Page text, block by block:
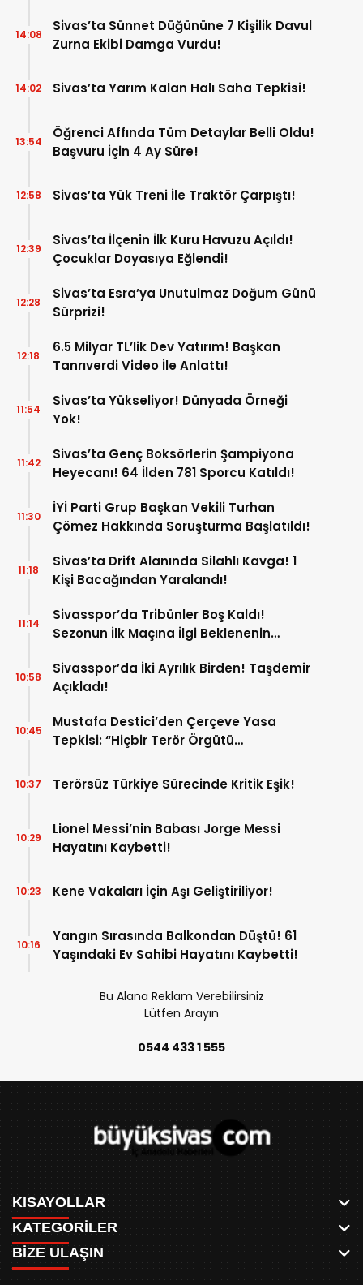
Sivas’ta Sünnet Düğününe 7 Kişilik Davul
Zurna Ekibi Damga Vurdu!
14:08
Sivas’ta Yarım Kalan Halı Saha Tepkisi!
14:02
Öğrenci Affında Tüm Detaylar Belli Oldu!
Başvuru İçin 4 Ay Süre!
13:54
Sivas’ta Yük Treni İle Traktör Çarpıştı!
12:58
Sivas’ta İlçenin İlk Kuru Havuzu Açıldı!
Çocuklar Doyasıya Eğlendi!
12:39
Sivas’ta Esra’ya Unutulmaz Doğum Günü
Sürprizi!
12:28
6.5 Milyar TL’lik Dev Yatırım! Başkan
Tanrıverdi Video İle Anlattı!
12:18
Sivas’ta Yükseliyor! Dünyada Örneği
Yok!
11:54
Sivas’ta Genç Boksörlerin Şampiyona
Heyecanı! 64 İlden 781 Sporcu Katıldı!
11:42
İYİ Parti Grup Başkan Vekili Turhan
Çömez Hakkında Soruşturma Başlatıldı!
11:30
Sivas’ta Drift Alanında Silahlı Kavga! 1
Kişi Bacağından Yaralandı!
11:18
Sivasspor’da Tribünler Boş Kaldı!
Sezonun İlk Maçına İlgi Beklenenin
11:14
Sivasspor’da İki Ayrılık Birden! Taşdemir
Açıkladı!
10:58
Mustafa Destici’den Çerçeve Yasa
Tepkisi: “Hiçbir Terör Örgütü
Edilemez”
10:45
Terörsüz Türkiye Sürecinde Kritik Eşik!
10:37
Lionel Messi’nin Babası Jorge Messi
Hayatını Kaybetti!
10:29
Kene Vakaları İçin Aşı Geliştiriliyor!
10:23
Yangın Sırasında Balkondan Düştü! 61
Yaşındaki Ev Sahibi Hayatını Kaybetti!
10:16
Bu Alana Reklam Verebilirsiniz
Lütfen Arayın
0544 433 1 555
KISAYOLLAR
ANASAYFA
AKSU CANLI
MEYDAN CANLI
KATEGORİLER
WHATSAPP
BİZE ULAŞIN